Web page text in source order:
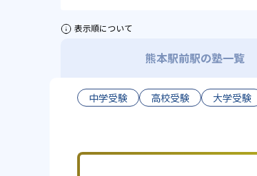
表示順について
熊本駅前駅の塾一覧
中学受験 高校受験 大学受験